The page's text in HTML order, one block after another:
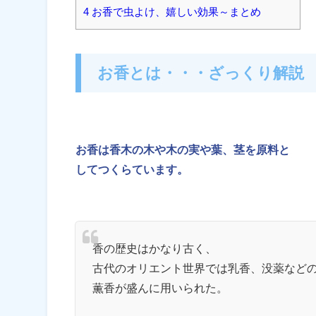
4 お香で虫よけ、嬉しい効果～まとめ
お香とは・・・ざっくり解説
お香は香木の木や木の実や葉、茎を原料と
してつくらています。
香の歴史はかなり古く、
古代のオリエント世界では乳香、没薬など
薫香が盛んに用いられた。